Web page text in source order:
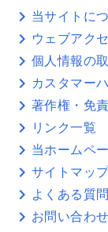
当サイトに
ウェブアク
個人情報の
カスタマー
著作権・免
リンク一覧
当ホームペ
サイトマッ
よくある質問
お問い合わせ